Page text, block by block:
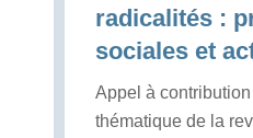
radicalités :
sociales et
Appel à
thématique de la